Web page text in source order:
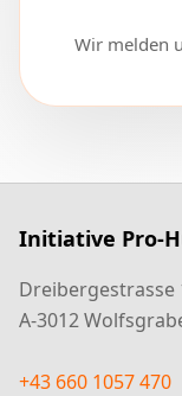
Wir melden
Initiative Pro-
Dreibergestrasse
A-3012
+43 660 1057 470